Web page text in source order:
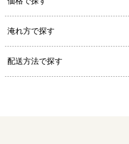
淹れ方で探す
配送方法で探す